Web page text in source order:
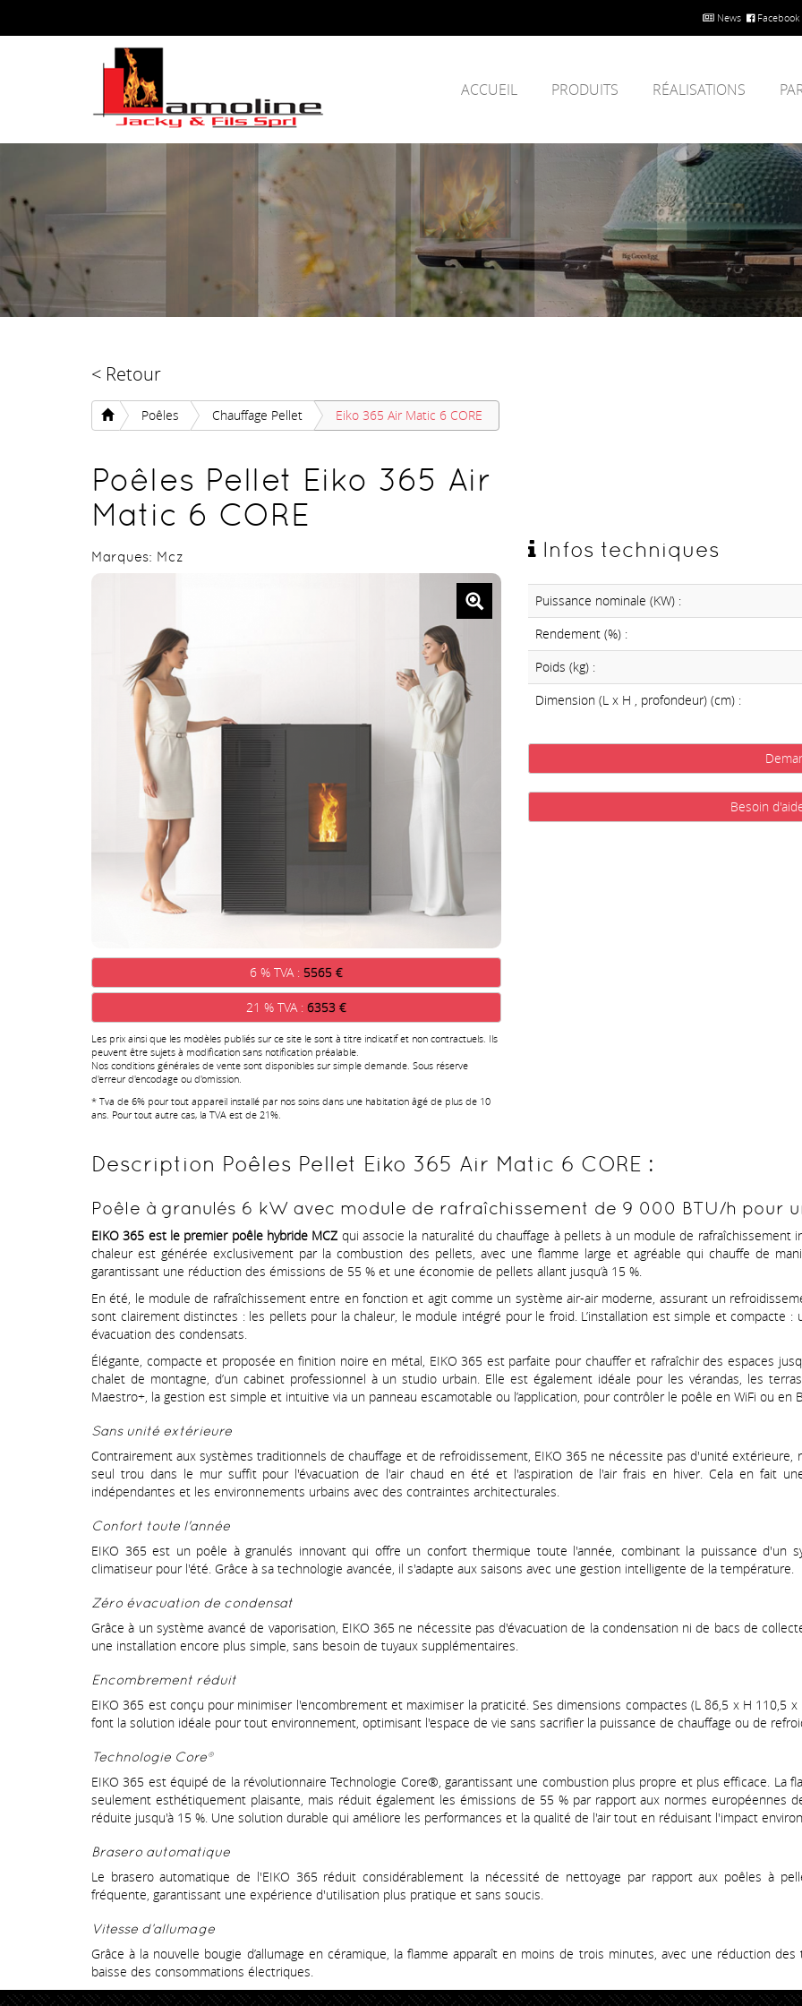
News Facebook
ACCUEIL PRODUITS RÉALISATIONS
< Retour
Poêles Chauffage Pellet Eiko 365 Air Matic 6 CORE
Poêles Pellet Eiko 365 Air
Matic 6 CORE
Marques: Mcz
6 % TVA : 5565 €
21 % TVA : 6353 €
Les prix ainsi que les modèles publiés sur ce site le sont à titre indicatif et non contractuels. Ils
peuvent être sujets à modification sans notification préalable.
Nos conditions générales de vente sont disponibles sur simple demande. Sous réserve
d'erreur d'encodage ou d'omission.
* Tva de 6% pour tout appareil installé par nos soins dans une habitation âgé de plus de 10
ans. Pour tout autre cas, la TVA est de 21%.
Infos techniques
Puissance nominale (KW) :
Rendement (%) :
Poids (kg) :
Dimension (L x H , profondeur) (cm) :
Besoin
Description Poêles Pellet Eiko 365 Air Matic 6 CORE :
Poêle à granulés 6 kW avec module de rafraîchissement de 9 000 BTU/h pour
EIKO 365 est le premier poêle hybride MCZ qui associe la naturalité du chauffage à pellets à un module de
chaleur est générée exclusivement par la combustion des pellets, avec une flamme large et agréable qui chauffe de
garantissant une réduction des émissions de 55 % et une économie de pellets allant jusqu’à 15 %.
En été, le module de rafraîchissement entre en fonction et agit comme un système air-air moderne, assurant un
sont clairement distinctes : les pellets pour la chaleur, le module intégré pour le froid. L’installation est simple et compacte
évacuation des condensats.
Élégante, compacte et proposée en finition noire en métal, EIKO 365 est parfaite pour chauffer et rafraîchir des espaces
chalet de montagne, d’un cabinet professionnel à un studio urbain. Elle est également idéale pour les vérandas, les
Maestro+, la gestion est simple et intuitive via un panneau escamotable ou l’application, pour contrôler le poêle en WiFi ou en
Sans unité extérieure
Contrairement aux systèmes traditionnels de chauffage et de refroidissement, EIKO 365 ne nécessite pas d'unité
seul trou dans le mur suffit pour l'évacuation de l'air chaud en été et l'aspiration de l'air frais en hiver. Cela en fait
indépendantes et les environnements urbains avec des contraintes architecturales.
Confort toute l'année
EIKO 365 est un poêle à granulés innovant qui offre un confort thermique toute l'année, combinant la puissance d'un
climatiseur pour l'été. Grâce à sa technologie avancée, il s'adapte aux saisons avec une gestion intelligente de la température.
Zéro évacuation de condensat
Grâce à un système avancé de vaporisation, EIKO 365 ne nécessite pas d'évacuation de la condensation ni de bacs de
une installation encore plus simple, sans besoin de tuyaux supplémentaires.
Encombrement réduit
EIKO 365 est conçu pour minimiser l'encombrement et maximiser la praticité. Ses dimensions compactes (L 86,5 x H 110,5
font la solution idéale pour tout environnement, optimisant l'espace de vie sans sacrifier la puissance de chauffage ou de
Technologie Core®
EIKO 365 est équipé de la révolutionnaire Technologie Core®, garantissant une combustion plus propre et plus efficace. La
seulement esthétiquement plaisante, mais réduit également les émissions de 55 % par rapport aux normes européennes
réduite jusqu'à 15 %. Une solution durable qui améliore les performances et la qualité de l'air tout en réduisant l'impact
Brasero automatique
Le brasero automatique de l'EIKO 365 réduit considérablement la nécessité de nettoyage par rapport aux poêles à
fréquente, garantissant une expérience d'utilisation plus pratique et sans soucis.
Vitesse d’allumage
Grâce à la nouvelle bougie d’allumage en céramique, la flamme apparaît en moins de trois minutes, avec une réduction
baisse des consommations électriques.